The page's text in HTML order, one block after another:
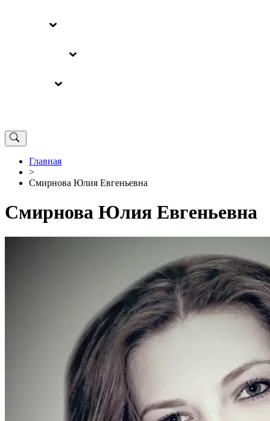
Главная
>
Смирнова Юлия Евгеньевна
Смирнова Юлия Евгеньевна